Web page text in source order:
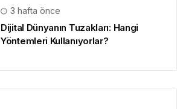
3 hafta önce
Dijital Dünyanın Tuzakları: Hangi
Yöntemleri Kullanıyorlar?